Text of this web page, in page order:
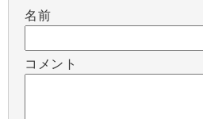
名前
コメント